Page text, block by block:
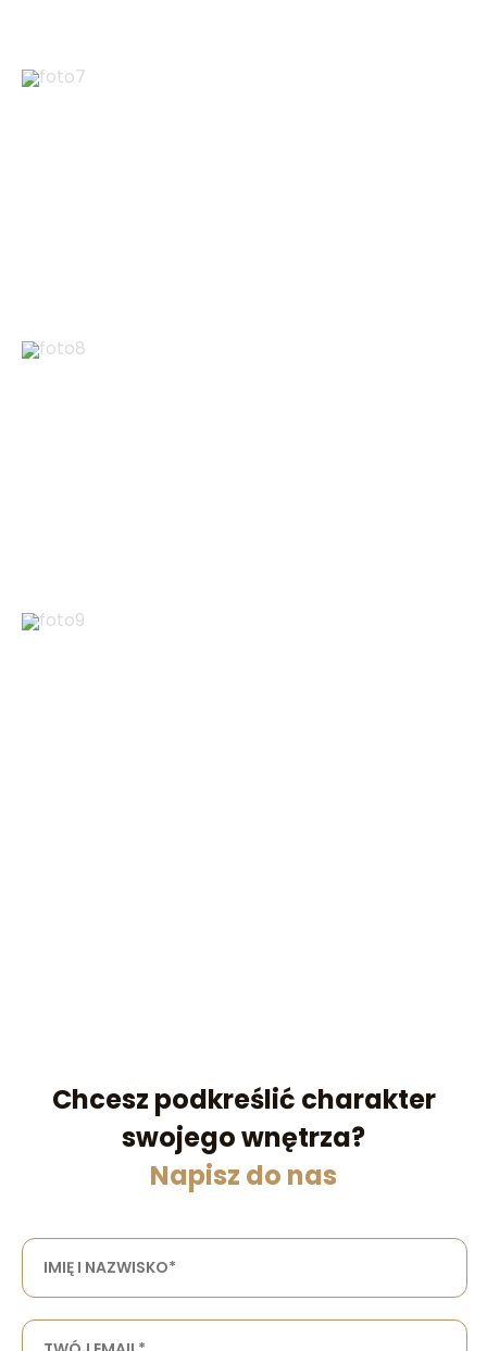
Chcesz podkreślić charakter
swojego wnętrza?
Napisz do nas